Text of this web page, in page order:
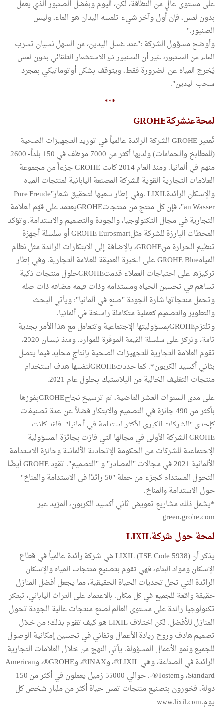
على مستوى عالٍ من النظافة، لكن، اليوم وبفضل الصنبور الذي يعمل
بدون لمس، فإن أول وآخر شيء تلمسه اليدان هو الماء، وليس
الصنبور."
وأوضح مسؤول الشركة :"عند غسل اليدين، من السهل نسيان تسرب
الماء من الصنبور، غير أن الصنبور ذو الاستشعار التلقائي بدون لمس
يُخرج المياه عن الضرورة فقط، ويتوقف بشكل أوتوماتيكي بمجرد
سحب اليدين".
***
لمحةعنشركةGROHE
تُعتبر GROHE الشركة الرائدة عالمياً في توريد التجهيزات الصحية
(للمطابخ والحمامات) ولديها أكثر من 7000 موظف في 150 بلداً- 2600
منهم في ألمانيا. ومنذ العام 2014 كانت GROHE جزءاً من مجموعة
العلامات التجارية القوية للشركة المصنعة اليابانية لمنتجات المياه
والإسكان الرائدةLIXIL .وفي إطار سعيها لتحقيق شعار"Pure Freude
an Wasser"، فإن كل منتج من منتجاتGROHEيعتمد على قيّم العلامة
التجارية في مجال التكنولوجيا، والجودة والتصميم والاستدامة. وتؤكد
المحطات البارزة للشركة مثلGROHE Eurosmart أو سلسلة أجهزة
تنظيم الحرارة منGROHE، بالإضافة إلى الابتكارات الرائدة مثل نظام
المياهGROHE Blue على الخبرة العميقة للعلامة التجارية. وفي إطار
تركيزها على احتياجات العملاء قدمتGROHEحلول منتجات ذكية
تساهم في تحسين الحياة ومستدامة وذات قيمة مضافة ذات صلة –
وتحمل منتجاتها شارة الجودة "صنع في ألمانيا": ويأتي البحث
والتطوير والتصميم كعملية متكاملة راسخة في ألمانيا.
وتلتزمGROHEبمسؤوليتها الإجتماعية وتتعامل مع هذا الأمر بجدية
تامة، وتركز على سلسلة القيمة الموفّرة للموارد. ومنذ نيسان 2020،
تقوم العلامة التجارية للتجهيزات الصحية بإنتاجٍ محايد فيما يتصل
بثاني أكسيد الكربون*. كما حددتGROHEلنفسها هدف استخدام
منتجات التغليف الخالية من البلاستيك بحلول عام 2021.
على مدى السنوات العشر الماضية، تم ترسيخ نجاحGROHEبفوزها
بأكثر من 490 جائزة في التصميم والابتكار فضلاً عن عدة تصنيفات
كإحدى "الشركات الكبرى الأكثر استدامة في ألمانيا". فلقد كانت
GROHE الشركة الأولى في مجالها التي فازت بجائزة المسؤولية
الإجتماعية للشركات من الحكومة الإتحادية الألمانية وجائزة الاستدامة
الألمانية 2021 في مجالات "المصادر" و "التصميم". تقود GROHE أيضًا
التحول المستدام كجزء من حملة "50 رائدًا في الاستدامة والمناخ"
حول الاستدامة والمناخ.
*يشمل ذلك مشاريع تعويض ثاني أكسيد الكربون، المزيد عبر
green.grohe.com
لمحة حول شركةLIXIL
يذكر أن LIXIL (TSE Code 5938) هي شركة رائدة عالمياً في قطاع
الإسكان ومواد البناء، فهي تقوم بتصنيع منتجات المياه والإسكان
الرائدة التي تحل تحديات الحياة الحقيقية، مما يجعل أفضل المنازل
حقيقة واقعة للجميع في كل مكان. بالاعتماد على التراث الياباني، تبتكر
تكنولوجيا رائدة على مستوى العالم لصنع منتجات عالية الجودة تحول
المنازل للأفضل. لكن اختلاف LIXIL هو كيف تقوم بذلك؛ من خلال
تصميم هادف وروح ريادة الأعمال وتفاني في تحسين إمكانية الوصول
للجميع ونمو الأعمال المسؤولة. يأتي النهج من خلال العلامات التجارية
الرائدة في الصناعة، وهي LIXIL®، وINAX®، وGROHE®، وAmerican
Standard، وTostem®-. حوالي 55000 زميل يعملون في أكثر من 150
دولة، فخورون بتصنيع منتجات تمس حياة أكثر من مليار شخص كل
يوم.www.lixil.com